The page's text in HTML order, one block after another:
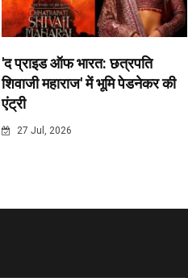
'द प्राइड ऑफ भारत: छत्रपति
शिवाजी महाराज' में भूमि पेडनेकर की
एंट्री
27 Jul, 2026